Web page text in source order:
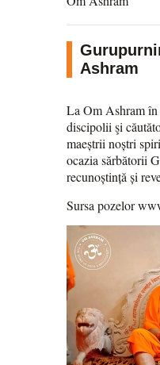
Ashram
La Om Ashram în
discipolii şi
maeștrii noștri
ocazia sărbătorii
recunoștință și
Sursa pozelor